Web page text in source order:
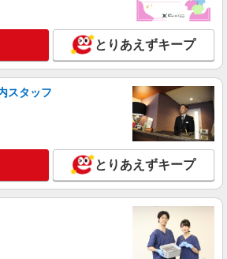
時給1510円〜 ※残業代支給 ★交通費別途支給
祝い金10万円支給(規定有) お友達を紹介
, インセンティブ支給(規定有) ★月2回払
払い可能（規程有）★ ゜・。○。・゜
。○。・゜+゜
歌山県和歌山市のdocomoショップ
詳細を見る
モバイル】人気機種に詳しくなれる携帯
派遣期間】時給1400円 【直接雇用切替後】
円〜231000円（経験・能力による）
費支給 ・年間休日108日 ・試用期間最短3
期間中の労働条件変更無） ・社会保険完備
金制度 ・ベネフィットステーション ・誕生
詳細を見る
とりあえずキープ
スタッフ
とりあえずキープ